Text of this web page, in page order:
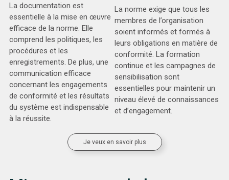
La documentation est
essentielle à la mise en œuvre
efficace de la norme. Elle
comprend les politiques, les
procédures et les
enregistrements. De plus, une
communication efficace
concernant les engagements
de conformité et les résultats
du système est indispensable
à la réussite.
La norme exige que tous les
membres de l’organisation
soient informés et formés à
leurs obligations en matière de
conformité. La formation
continue et les campagnes de
sensibilisation sont
essentielles pour maintenir un
niveau élevé de connaissances
et d’engagement.
Je veux en savoir plus